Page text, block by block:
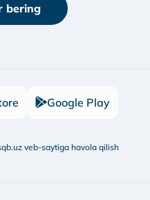
bering
Google Play
veb-saytiga havola qilish